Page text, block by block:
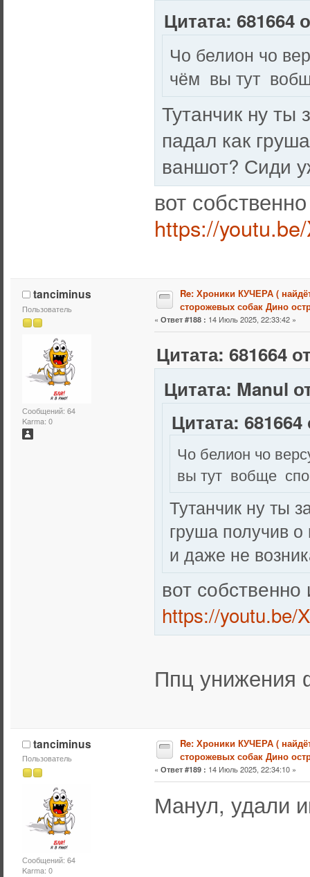
Цитата: 681664
Чо белион чо
чём вы тут
Тутанчик ну ты
падал как
ваншот? Сиди
вот
https://
tanciminus
Пользователь
Сообщений: 64
Karma: 0
Re: Хроники КУЧЕРА (
сторожевых собак Дино
« Ответ #188 : 14 Июль 2025, 22:33:42 »
Цитата: 681664
Цитата: Manul
Цитата:
Чо белион чо
вы тут вобще
Тутанчик ну ты
груша получив
и даже не
вот
https://youtu.be/
Ппц унижения
tanciminus
Пользователь
Сообщений: 64
Karma: 0
Re: Хроники КУЧЕРА (
сторожевых собак Дино
« Ответ #189 : 14 Июль 2025, 22:34:10 »
Манул, удали